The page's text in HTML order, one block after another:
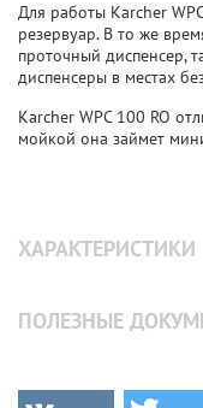
Для работы Karcher
резервуар. В то же
проточный диспенсер,
диспенсеры в местах
Karcher WPC 100 RO
мойкой она займет
ХАРАКТЕРИСТИКИ
ПОЛЕЗНЫЕ